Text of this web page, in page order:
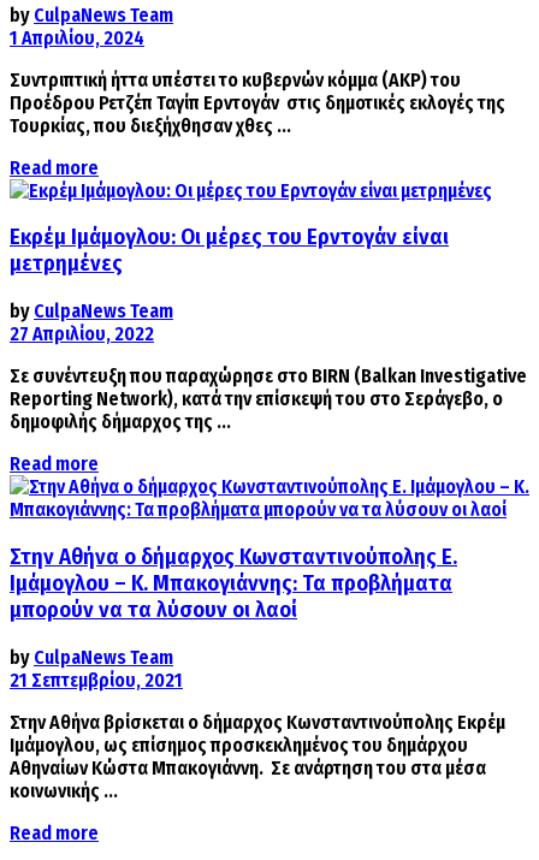
by CulpaNews Team
1 Απριλίου, 2024
Συντριπτική ήττα υπέστει το κυβερνών κόμμα (ΑΚΡ) του
Προέδρου Ρετζέπ Ταγίπ Ερντογάν στις δημοτικές εκλογές της
Τουρκίας, που διεξήχθησαν χθες ...
Read more
Εκρέμ Ιμάμογλου: Οι μέρες του Ερντογάν είναι
μετρημένες
by CulpaNews Team
27 Απριλίου, 2022
Σε συνέντευξη που παραχώρησε στο BIRN (Balkan Investigative
Reporting Network), κατά την επίσκεψή του στο Σεράγεβο, ο
δημοφιλής δήμαρχος της ...
Read more
Στην Αθήνα ο δήμαρχος Κωνσταντινούπολης Ε.
Ιμάμογλου – K. Μπακογιάννης: Τα προβλήματα
μπορούν να τα λύσουν οι λαοί
by CulpaNews Team
21 Σεπτεμβρίου, 2021
Στην Αθήνα βρίσκεται ο δήμαρχος Κωνσταντινούπολης Εκρέμ
Ιμάμογλου, ως επίσημος προσκεκλημένος του δημάρχου
Αθηναίων Κώστα Μπακογιάννη. Σε ανάρτηση του στα μέσα
κοινωνικής ...
Read more